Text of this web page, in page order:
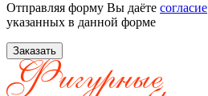
Отправляя форму Вы даёте согласие
указанных в данной форме
Заказать